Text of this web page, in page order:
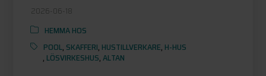
2026-06-18
HEMMA HOS
POOL, SKAFFERI, HUSTILLVERKARE, H-HUS
, LÖSVIRKESHUS,ALTAN